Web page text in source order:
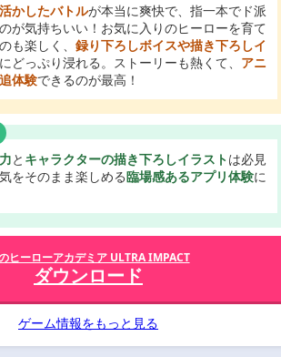
かしたバトルが本当に爽快で、指一本でド派
が気持ちいい！お気に入りのヒーローを育て
も楽しく、 録り下ろしボイスや描き下ろしイ
どっぷり浸れる。ストーリーも熱くて、 アニ
体験できるのが最高！
と キャラクターの描き下ろしイラストは必見
をそのまま楽しめる臨場感あるアプリ体験に
ヒーローアカデミア ULTRA IMPACT
ダウンロード
ゲーム情報をもっと見る